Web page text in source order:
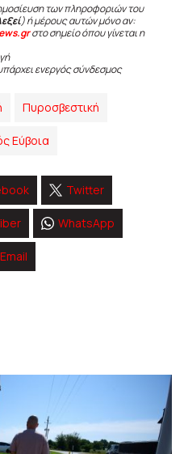
των πληροφοριών του
) ή μέρους αυτών μόνο αν:
στο σημείο όπου γίνεται η
ενεργός σύνδεσμος
Πυροσβεστική
Εύβοια
Twitter
WhatsApp
Email